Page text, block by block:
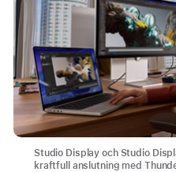
Studio Display och Studio
kraftfull anslutning med